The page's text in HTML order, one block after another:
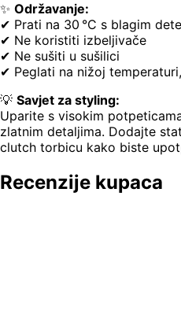
✨ Održavanje:
✔ Prati na 30 °C s blagim
✔ Ne koristiti izbeljivače
✔ Ne sušiti u sušilici
✔ Peglati na nižoj
💡 Savjet za styling:
Uparite s visokim
zlatnim detaljima. Dodajte
clutch torbicu kako biste
Recenzije kupaca